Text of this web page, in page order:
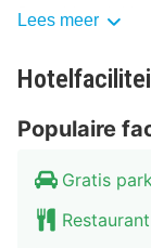
Bestel iets
roomservice
ontspannen?
tegen betaling
Deze
Lees meer
Populaire
Gratis
Restaurant